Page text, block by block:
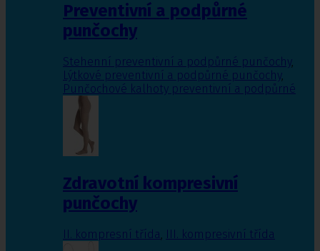
Preventivní a podpůrné
punčochy
Stehenní preventivní a podpůrné punčochy,
Lýtkové preventivní a podpůrné punčochy,
Punčochové kalhoty preventivní a podpůrné
Zdravotní kompresivní
punčochy
II. kompresní třída III. kompresivní třída